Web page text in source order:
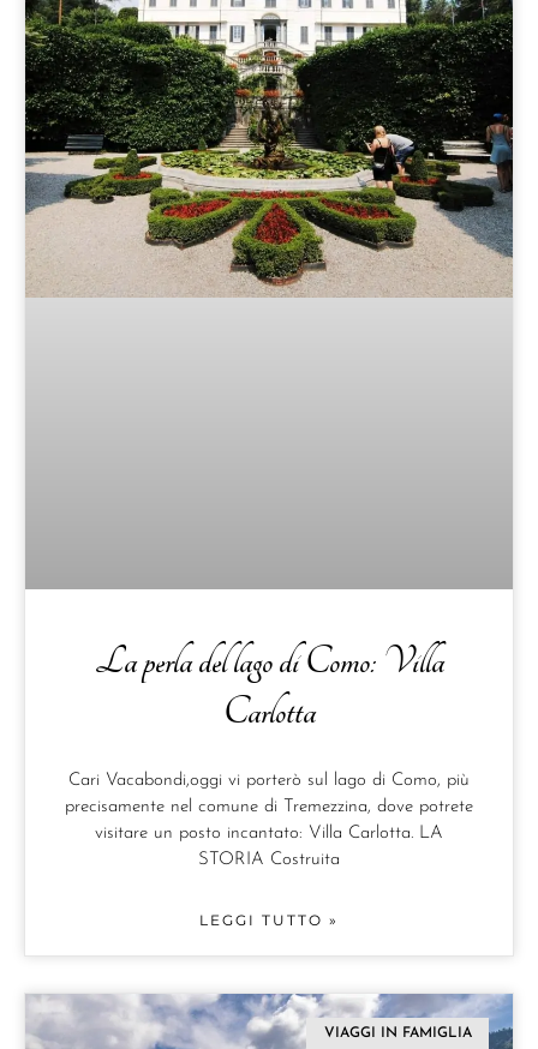
La perla del lago di Como: Villa
Carlotta
Cari Vacabondi,oggi vi porterò sul lago di Como, più
precisamente nel comune di Tremezzina, dove potrete
visitare un posto incantato: Villa Carlotta. LA
STORIA Costruita
LEGGI TUTTO »
VIAGGI IN FAMIGLIA